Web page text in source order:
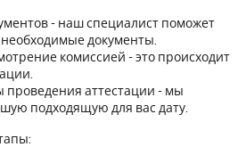
- наш специалист поможет
необходимые документы.
комиссией - это происходит
проведения аттестации - мы
подходящую для вас дату.